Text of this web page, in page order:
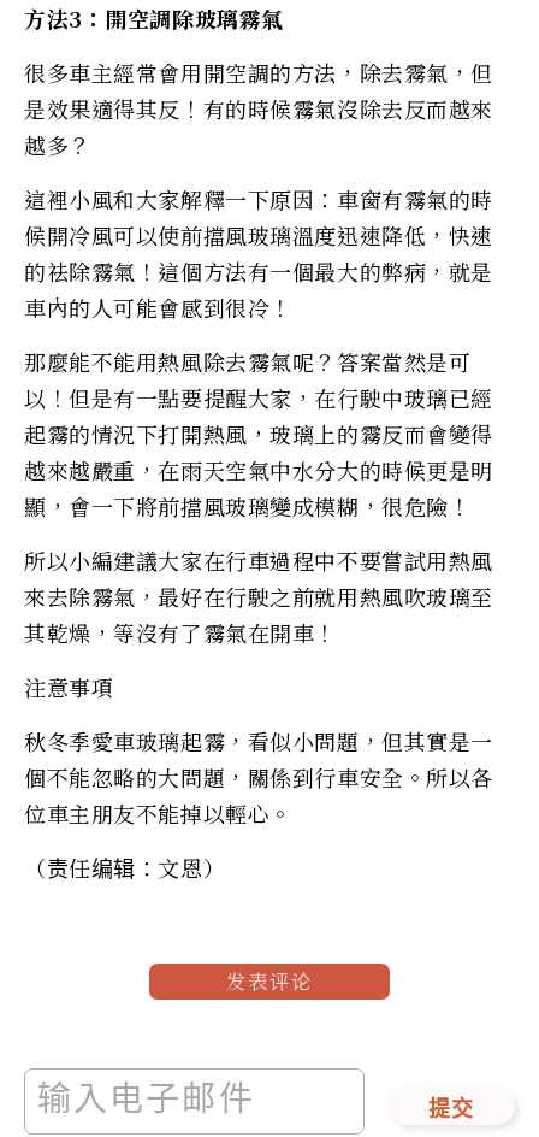
方法3：開空調除玻璃霧氣
很多車主經常會用開空調的方法，除去霧氣，但
是效果適得其反！有的時候霧氣沒除去反而越來
越多？
這裡小風和大家解釋一下原因：車窗有霧氣的時
候開冷風可以使前擋風玻璃溫度迅速降低，快速
的祛除霧氣！這個方法有一個最大的弊病，就是
車內的人可能會感到很冷！
那麼能不能用熱風除去霧氣呢？答案當然是可
以！但是有一點要提醒大家，在行駛中玻璃已經
起霧的情況下打開熱風，玻璃上的霧反而會變得
越來越嚴重，在雨天空氣中水分大的時候更是明
顯，會一下將前擋風玻璃變成模糊，很危險！
所以小編建議大家在行車過程中不要嘗試用熱風
來去除霧氣，最好在行駛之前就用熱風吹玻璃至
其乾燥，等沒有了霧氣在開車！
注意事項
秋冬季愛車玻璃起霧，看似小問題，但其實是一
個不能忽略的大問題，關係到行車安全。所以各
位車主朋友不能掉以輕心。
（责任编辑：文恩）
发表评论
提交